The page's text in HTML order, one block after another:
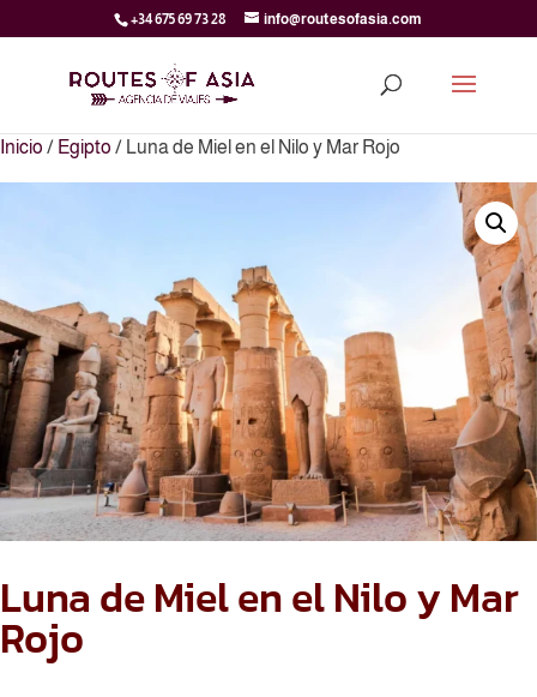
+34 675 69 73 28 info@routesofasia.com
Inicio / Egipto / Luna de Miel en el Nilo y Mar Rojo
Luna de Miel en el Nilo y Mar
Rojo